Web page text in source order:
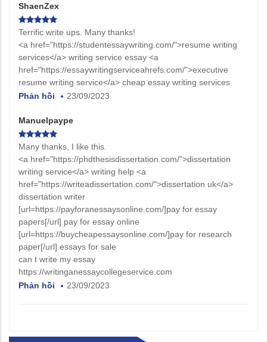
ShaenZex
Terrific write ups. Many thanks!
<a href="https://studentessaywriting.com/">resume writing
services</a> writing service essay <a
href="https://essaywritingserviceahrefs.com/">executive
resume writing service</a> cheap essay writing services
Phản hồi
23/09/2023
Manuelpaype
Many thanks, I like this.
<a href="https://phdthesisdissertation.com/">dissertation
writing service</a> writing help <a
href="https://writeadissertation.com/">dissertation uk</a>
dissertation writer
[url=https://payforanessaysonline.com/]pay for essay
papers[/url] pay for essay online
[url=https://buycheapessaysonline.com/]pay for research
paper[/url] essays for sale
can t write my essay
https://writinganessaycollegeservice.com
Phản hồi
23/09/2023